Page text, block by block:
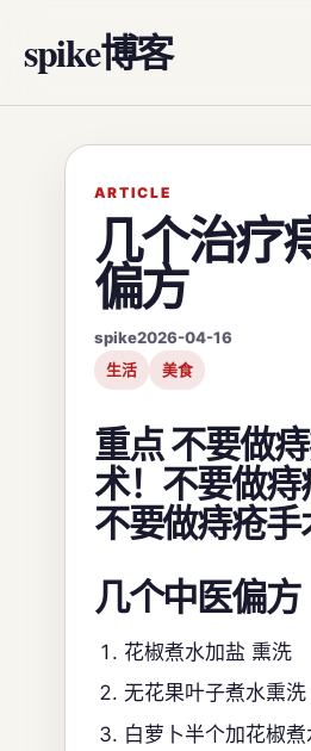
spike博客
ARTICLE
几个治疗
偏方
spike2026-04-16
生活 美食
重点 不要做
术！不要做痔
不要做痔疮手
几个中医偏方
花椒煮水加盐 熏洗
无花果叶子煮水熏洗
白萝卜半个加花椒